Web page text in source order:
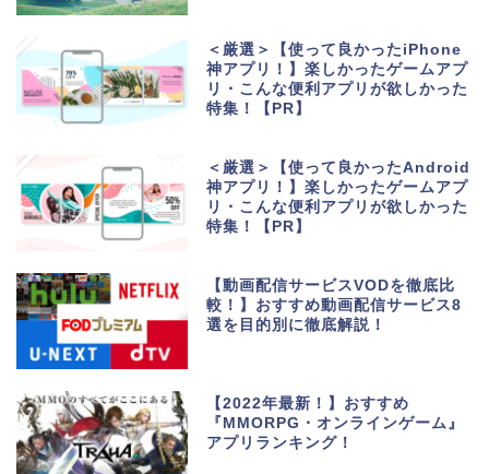
＜厳選＞【使って良かったiPhone
神アプリ！】楽しかったゲームアプ
リ・こんな便利アプリが欲しかった
特集！【PR】
＜厳選＞【使って良かったAndroid
神アプリ！】楽しかったゲームアプ
リ・こんな便利アプリが欲しかった
特集！【PR】
【動画配信サービスVODを徹底比
較！】おすすめ動画配信サービス8
選を目的別に徹底解説！
【2022年最新！】おすすめ
『MMORPG・オンラインゲーム』
アプリランキング！